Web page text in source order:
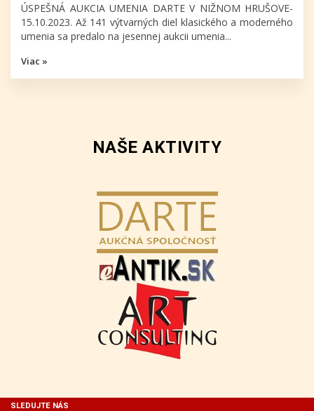
ÚSPEŠNÁ AUKCIA UMENIA DARTE V NIŽNOM HRUŠOVE-
15.10.2023. Až 141 výtvarných diel klasického a moderného
umenia sa predalo na jesennej aukcii umenia...
Viac »
NAŠE AKTIVITY
SLEDUJTE NÁS